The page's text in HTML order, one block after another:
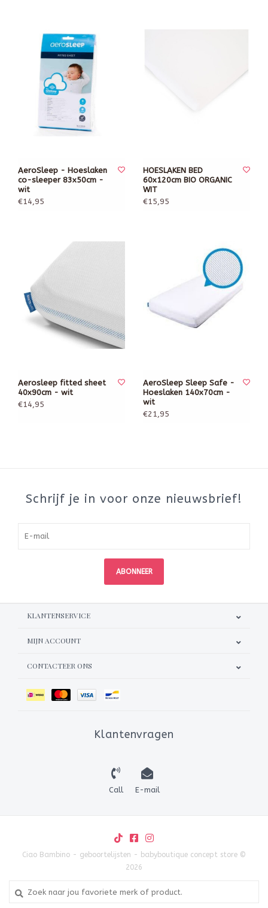
AeroSleep - Hoeslaken
co-sleeper 83x50cm -
wit
€14,95
HOESLAKEN BED
60x120cm BIO ORGANIC
WIT
€15,95
Aerosleep fitted sheet
40x90cm - wit
€14,95
AeroSleep Sleep Safe -
Hoeslaken 140x70cm -
wit
€21,95
Schrijf je in voor onze nieuwsbrief!
ABONNEER
KLANTENSERVICE
MIJN ACCOUNT
CONTACTEER ONS
Klantenvragen
Call E-mail
Ciao Bambino - geboortelijsten - babyboutique concept store ©
2026